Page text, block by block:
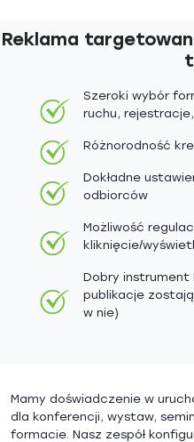
Reklama
Szeroki wybór
ruchu,
Różnorodność
Dokładne
odbiorców
Możliwość
kliknięcie/
Dobry instrument
publikacje
w nie)
Mamy doświadczenie w
dla konferencji, wystaw,
formacie. Nasz zespół